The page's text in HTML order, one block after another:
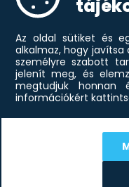
Az oldal sütiket és
alkalmaz, hogy javítsa
személyre szabott
jelenít meg, és
megtudjuk honnan
információkért